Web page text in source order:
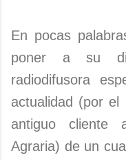
En pocas
poner a su
radiodifusora
actualidad (por el
antiguo cliente
Agraria) de un